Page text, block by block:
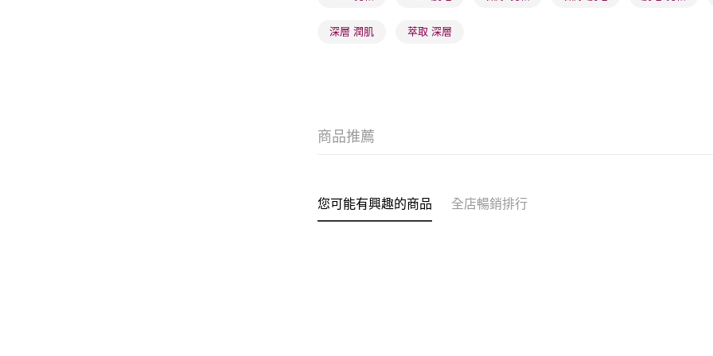
深層 潤肌 萃取 深層
商品推薦
您可能有興趣的商品 全店暢銷排行